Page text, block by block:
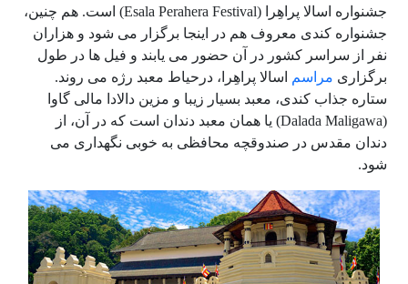
جشنواره اسالا پراهِرا (Esala Perahera Festival) است. هم چنین،
جشنواره کندی معروف هم در اینجا برگزار می شود و هزاران
نفر از سراسر کشور در آن حضور می یابند و فیل ها در طول
برگزاری مراسم اسالا پراهِرا، درحیاط معبد رژه می روند.
ستاره جذاب کندی، معبد بسیار زیبا و مزین دالادا مالی گاوا
(Dalada Maligawa) یا همان معبد دندان است که در آن، از
دندان مقدس در صندوقچه محافظی به خوبی نگهداری می
شود.